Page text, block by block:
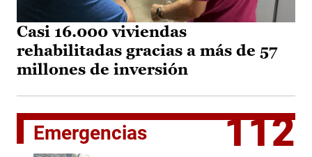
Casi 16.000 viviendas
rehabilitadas gracias a más de 57
millones de inversión
Emergencias 112